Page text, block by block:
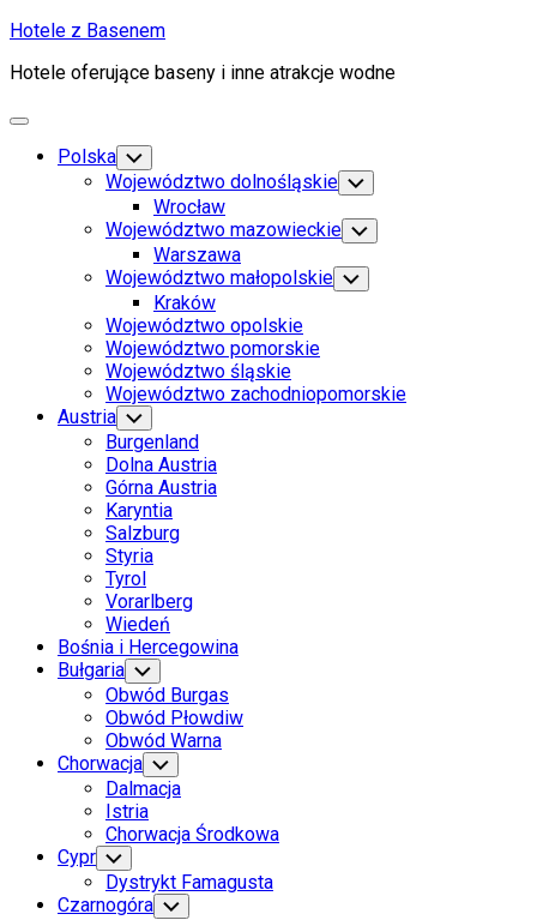
Skip
content
Hotele z Basenem
Hotele oferujące baseny i inne atrakcje wodne
Expand
Polska Toggle
Child
Menu
Województwo dolnośląskie Toggle
Child
Menu
Wrocław
Województwo mazowieckie Toggle
Child
Menu
Warszawa
Województwo małopolskie Toggle
Child
Kraków
Województwo opolskie
Województwo pomorskie
Województwo śląskie
Województwo zachodniopomorskie
Austria Toggle
Child
Menu
Burgenland
Dolna Austria
Górna Austria
Karyntia
Salzburg
Styria
Tyrol
Vorarlberg
Wiedeń
Bośnia i Hercegowina
Bułgaria Toggle
Child
Menu
Obwód Burgas
Obwód Płowdiw
Obwód Warna
Chorwacja Toggle
Child
Menu
Dalmacja
Istria
Chorwacja Środkowa
Cypr Toggle
Child
Menu
Dystrykt Famagusta
Czarnogóra Toggle